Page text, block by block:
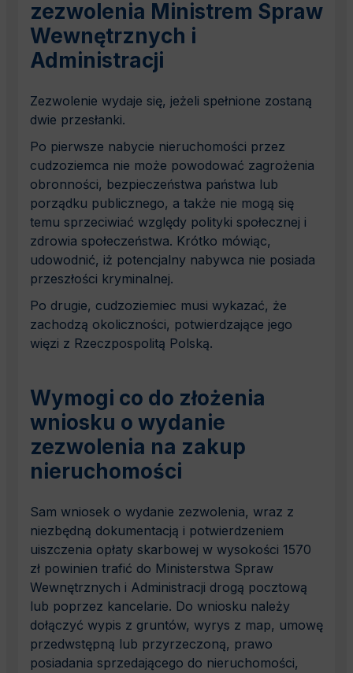
zezwolenia Ministrem Spraw
Wewnętrznych i
Administracji
Zezwolenie wydaje się, jeżeli spełnione zostaną
dwie przesłanki.
Po pierwsze nabycie nieruchomości przez
cudzoziemca nie może powodować zagrożenia
obronności, bezpieczeństwa państwa lub
porządku publicznego, a także nie mogą się
temu sprzeciwiać względy polityki społecznej i
zdrowia społeczeństwa. Krótko mówiąc,
udowodnić, iż potencjalny nabywca nie posiada
przeszłości kryminalnej.
Po drugie, cudzoziemiec musi wykazać, że
zachodzą okoliczności, potwierdzające jego
więzi z Rzeczpospolitą Polską.
Wymogi co do złożenia
wniosku o wydanie
zezwolenia na zakup
nieruchomości
Sam wniosek o wydanie zezwolenia, wraz z
niezbędną dokumentacją i potwierdzeniem
uiszczenia opłaty skarbowej w wysokości 1570
zł powinien trafić do Ministerstwa Spraw
Wewnętrznych i Administracji drogą pocztową
lub poprzez kancelarie. Do wniosku należy
dołączyć wypis z gruntów, wyrys z map, umowę
przedwstępną lub przyrzeczoną, prawo
posiadania sprzedającego do nieruchomości,